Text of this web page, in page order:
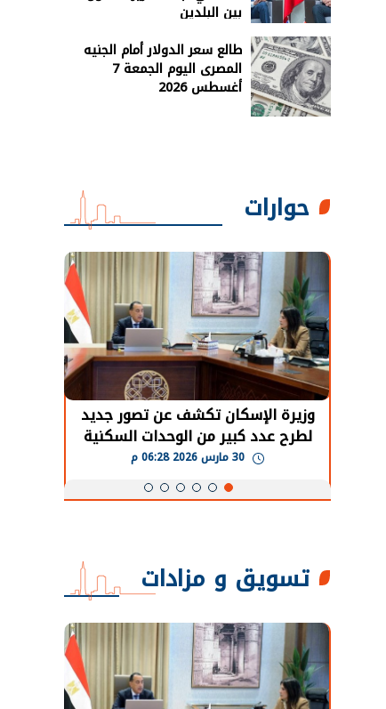
بين البلدين
طالع سعر الدولار أمام الجنيه
المصرى اليوم الجمعة 7
أغسطس 2026
حوارات
وزيرة الإسكان تكشف عن تصور جديد
لطرح عدد كبير من الوحدات السكنية
بنظام الإيجار
تسويق و مزادات